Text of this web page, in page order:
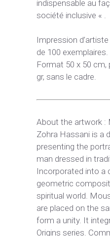
indispensable au
société inclusive « .
Impression
de 100 exemplaires.
Format 50 x 50 cm,
gr, sans le cadre.
About the artwork :
Zohra Hassani is a
presenting the
man dressed in
Incorporated into a
geometric
spiritual world.
are placed on the
form a unity. It
Origins series.